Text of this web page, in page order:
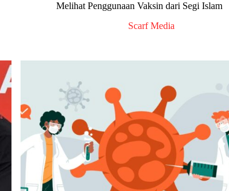
Melihat Penggunaan Vaksin dari Segi Islam
Scarf Media